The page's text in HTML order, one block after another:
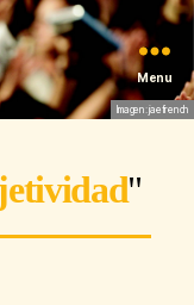
Menu
Imagen: jaefrench
"